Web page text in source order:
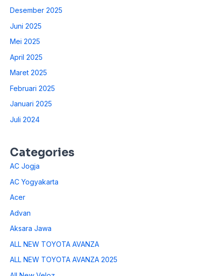
Desember 2025
Juni 2025
Mei 2025
April 2025
Maret 2025
Februari 2025
Januari 2025
Juli 2024
Categories
AC Jogja
AC Yogyakarta
Acer
Advan
Aksara Jawa
ALL NEW TOYOTA AVANZA
ALL NEW TOYOTA AVANZA 2025